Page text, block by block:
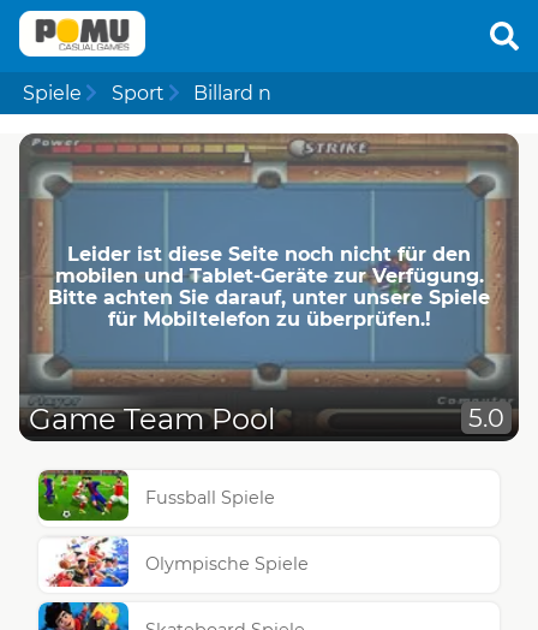
Spiele Sport Billard n
Leider ist diese Seite noch nicht für den
mobilen und Tablet-Geräte zur Verfügung.
Bitte achten Sie darauf, unter unsere Spiele
für Mobiltelefon zu überprüfen.!
Game Team Pool 5.0
Fussball Spiele
Olympische Spiele